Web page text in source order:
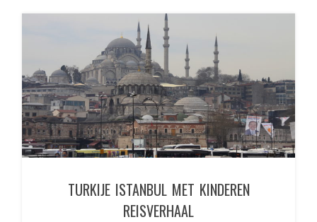
TURKIJE ISTANBUL MET KINDEREN
REISVERHAAL